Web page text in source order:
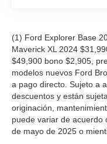
(1) Ford Explorer Base
Maverick XL 2024
$49,900 bono $2,905,
modelos nuevos Ford
a pago directo. Sujeto a
descuentos y están
originación,
puede variar de acuerdo
de mayo de 2025 o